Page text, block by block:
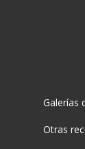
Galerías
Otras